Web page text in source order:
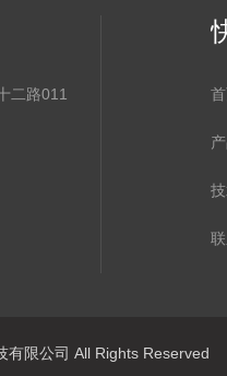
二路011
有限公司 All Rights Reserved